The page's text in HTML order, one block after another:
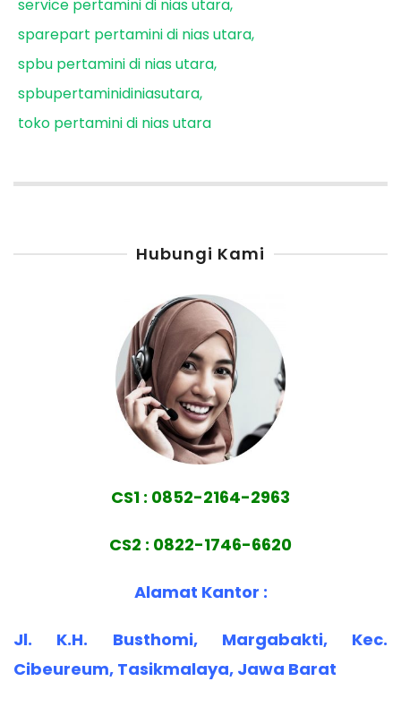
service pertamini di nias utara
sparepart pertamini di nias utara
spbu pertamini di nias utara
spbupertaminidiniasutara
toko pertamini di nias utara
Hubungi Kami
CS1 : 0852-2164-2963
CS2 : 0822-1746-6620
Alamat Kantor :
Jl. K.H. Busthomi, Margabakti, Kec.
Cibeureum, Tasikmalaya, Jawa Barat